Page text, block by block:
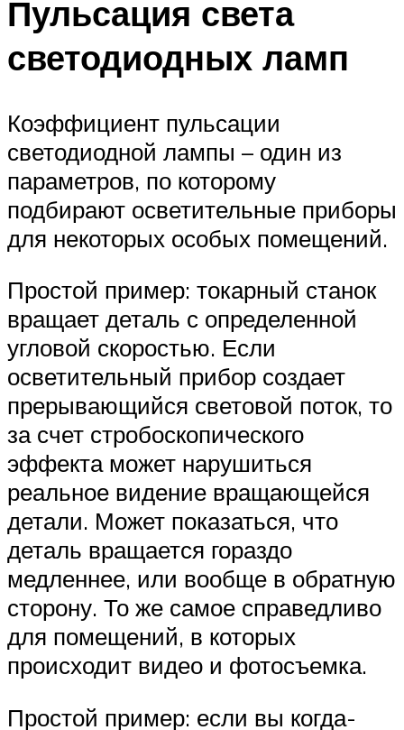
Пульсация света
светодиодных ламп
Коэффициент пульсации
светодиодной лампы – один из
параметров, по которому
подбирают осветительные приборы
для некоторых особых помещений.
Простой пример: токарный станок
вращает деталь с определенной
угловой скоростью. Если
осветительный прибор создает
прерывающийся световой поток, то
за счет стробоскопического
эффекта может нарушиться
реальное видение вращающейся
детали. Может показаться, что
деталь вращается гораздо
медленнее, или вообще в обратную
сторону. То же самое справедливо
для помещений, в которых
происходит видео и фотосъемка.
Простой пример: если вы когда-